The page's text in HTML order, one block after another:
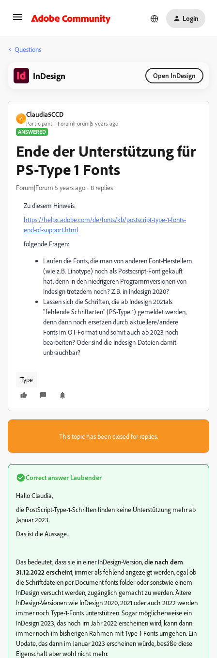
Login
Questions
InDesign Open InDesign
C
Claudia5CCD
Participant
Forum|Forum|5 years ago
ANSWERED
Ende der Unterstützung für
PS-Type 1 Fonts
Forum|Forum|5 years ago 8 replies
Zu diesem Hinweis
https://helpx.adobe.com/de/fonts/kb/postscript-type-1-fonts-
end-of-support.html
folgende Fragen:
Laufen die Fonts, die man von anderen Font-Herstellern
(wie z.B. Linotype) noch als Postscsript-Font gekauft
hat, denn in den niedrigeren Programmversionen von
Indesign trotzdem noch? Z.B. in Indesign 2020?
Lassen sich die Schriften, die ab Indesign 2021als
"fehlende Schriftarten" (PS-Type 1) gemeldet werden,
denn dann noch ersetzen durch aktuellere/andere
Fonts im OT-Format und somit auch ab 2023 noch
bearbeiten? Oder sind die Indesign-Dateien damit
unbrauchbar?
Type
This topic has been closed for replies.
Correct answer Laubender
Hallo Claudia,
die PostScript-Type-1-Schriften finden keine Unterstützung mehr ab
Januar 2023.
Das ist die Aussage.
Das bedeutet, dass sie in einer InDesign-Version,die nach dem
31.12.2022 erscheint, immer als fehlend angezeigt werden, egal ob
die Schriftdateien per Document fonts folder oder sonstwie einem
InDesign versucht werden, zugänglich gemacht zu werden. Ältere
InDesign-Versionen wie InDesign 2020, 2021 oder auch 2022 werden
immer noch Type-1-Fonts unterstützen. Sogar möglicherweise ein
InDesign 2023, das noch im Jahr 2022 erscheinen wird, kann dann
immer noch im bisherigen Rahmen mit Type-1-Fonts umgehen. Ein
Update, das dann im Januar 2023 erscheinen würde, besäße diese
Eigenschaft aber wohl nicht mehr.